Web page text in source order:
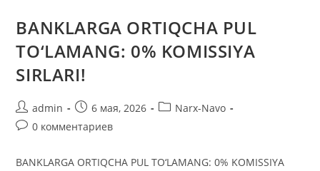
BANKLARGA ORTIQCHA PUL
TO‘LAMANG: 0% KOMISSIYA
SIRLARI!
Автор
записи:
admin
Запись
опубликована:
6 мая, 2026
Рубрика
Narx-Navo
Комментарии
0 комментариев
BANKLARGA ORTIQCHA PUL TO‘LAMANG: 0% KOMISSIYA